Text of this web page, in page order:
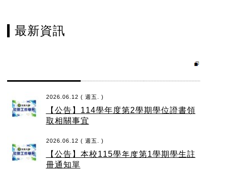
最新資訊
2026.06.12 ( 週五. )
【公告】114學年度第2學期學位證書領
取相關事宜
2026.06.12 ( 週五. )
【公告】本校115學年度第1學期學生註
冊通知單